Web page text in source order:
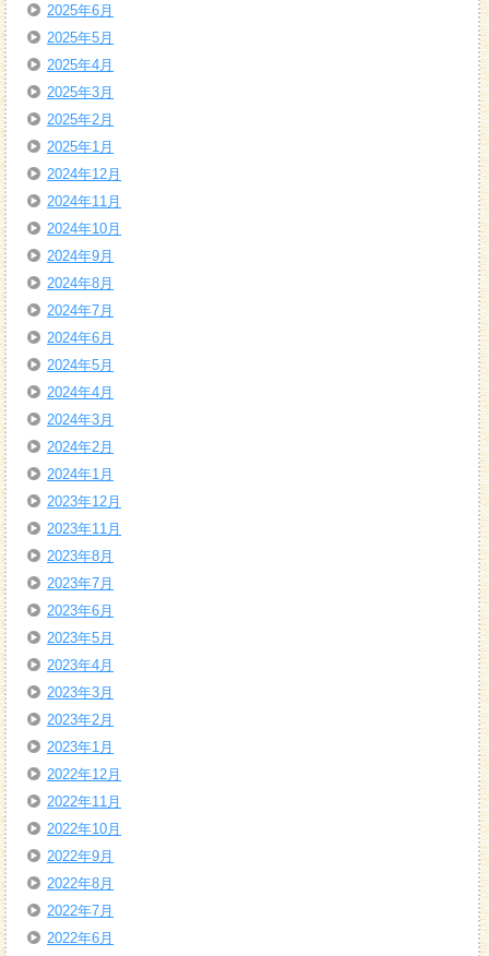
2025年6月
2025年5月
2025年4月
2025年3月
2025年2月
2025年1月
2024年12月
2024年11月
2024年10月
2024年9月
2024年8月
2024年7月
2024年6月
2024年5月
2024年4月
2024年3月
2024年2月
2024年1月
2023年12月
2023年11月
2023年8月
2023年7月
2023年6月
2023年5月
2023年4月
2023年3月
2023年2月
2023年1月
2022年12月
2022年11月
2022年10月
2022年9月
2022年8月
2022年7月
2022年6月